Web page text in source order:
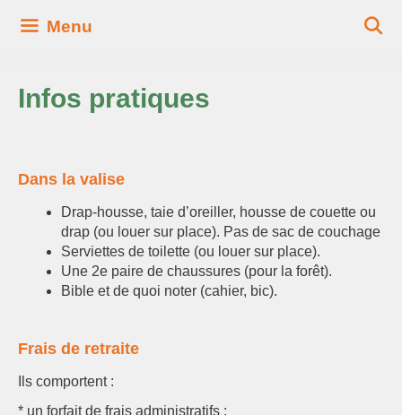
Menu
Infos pratiques
Dans la valise
Drap-housse, taie d’oreiller, housse de couette ou
drap (ou louer sur place). Pas de sac de couchage
Serviettes de toilette (ou louer sur place).
Une 2e paire de chaussures (pour la forêt).
Bible et de quoi noter (cahier, bic).
Frais de retraite
Ils comportent :
* un forfait de frais administratifs ;